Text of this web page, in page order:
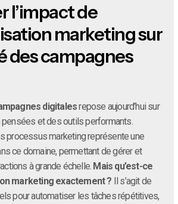
l’impact de
marketing sur
des campagnes
digitalesrepose aujourd’hui sur
et des outils performants.
processus marketing représente une
ce domaine, permettant de gérer et
à grande échelle. Mais qu’est-ce
marketing exactement ? Il s’agit de
pour automatiser les tâches répétitives,